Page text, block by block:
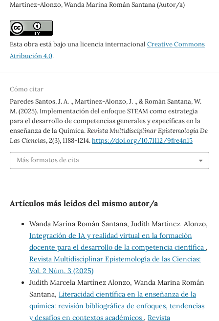
Martínez-Alonzo, Wanda Marina Román Santana (Autor/a)
Esta obra está bajo una licencia internacional Creative Commons
Atribución 4.0.
Cómo citar
Paredes Santos, J. A. ., Martínez-Alonzo, J. ., & Román Santana, W.
M. (2025). Implementación del enfoque STEAM como estrategia
para el desarrollo de competencias generales y específicas en la
enseñanza de la Química.Revista Multidisciplinar Epistemología De
Las Ciencias,2(3), 1188-1214.https://doi.org/10.71112/9fre4n15
Más formatos de cita
Artículos más leídos del mismo autor/a
Wanda Marina Román Santana, Judith Martínez-Alonzo,
Integración de IA y realidad virtual en la formación
docente para el desarrollo de la competencia científica ,
Revista Multidisciplinar Epistemología de las Ciencias:
Vol. 2 Núm. 3 (2025)
Judith Marcela Martínez Alonzo, Wanda Marina Román
Santana, Literacidad científica en la enseñanza de la
química: revisión bibliográfica de enfoques, tendencias
y desafíos en contextos académicos , Revista